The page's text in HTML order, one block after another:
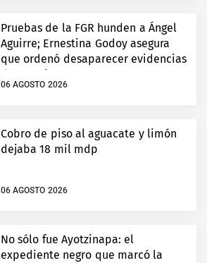
Pruebas de la FGR hunden a Ángel
Aguirre; Ernestina Godoy asegura
que ordenó desaparecer evidencias
de Ayotzinapa
06 AGOSTO 2026
Cobro de piso al aguacate y limón
dejaba 18 mil mdp
06 AGOSTO 2026
No sólo fue Ayotzinapa: el
expediente negro que marcó la